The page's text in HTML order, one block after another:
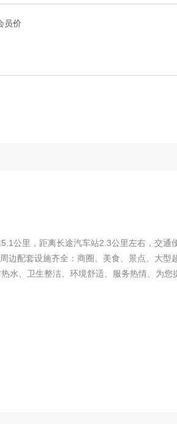
员价
公里，距离长途汽车站2.3公里左右，交通
边配套设施齐全：商圈、美食、景点、大型
水、卫生整洁、环境舒适、服务热情、为您